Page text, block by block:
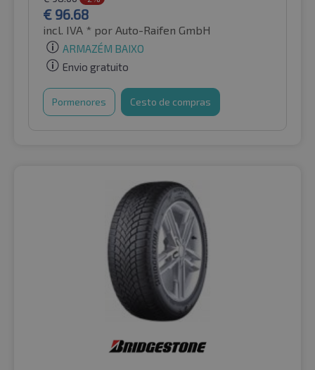
€ 96.68
incl. IVA * por Auto-Raifen GmbH
ARMAZÉM BAIXO
Envio gratuito
Pormenores Cesto de compras